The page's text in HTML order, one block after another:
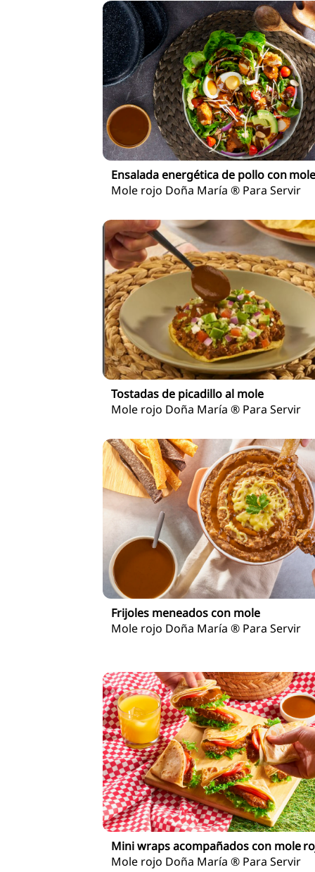
Ensalada energética de pollo con
Mole rojo Doña María ® Para Servir
Tostadas de picadillo al mole
Mole rojo Doña María ® Para Servir
Frijoles meneados con mole
Mole rojo Doña María ® Para Servir
Mini wraps acompañados con mole
Mole rojo Doña María ® Para Servir